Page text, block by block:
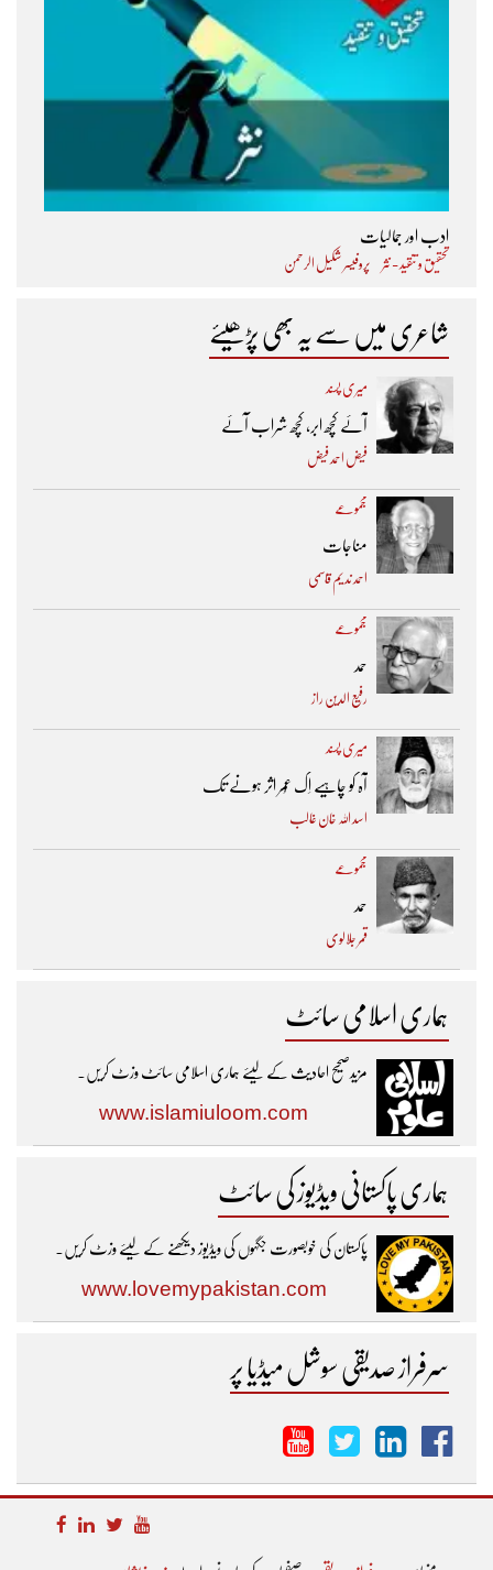
ادب اور جمالیات
تحقیق و تنقید - نثر پروفیسر شکیل الرحمن
شاعری میں سے یہ بھی پڑھیئے
میری پسند
آئے کچھ ابر، کچھ شراب آئے
فیض احمد فیض
مجموعے
مناجات
احمد ندیم قاسمی
مجموعے
حمد
رفیع الدین راز
میری پسند
آہ کو چاہیے اِک عُمر اثر ہونے تک ​
اسد اللہ خان غالب
مجموعے
حمد
قمر جلالوی
ہماری اسلامی سائٹ
مزیدصحیح احادیث کے لیئے ہماری اسلامی سائٹ وزٹ کریں۔
www.islamiuloom.com
ہماری پاکستانی ویڈیوز کی سائٹ
پاکستان کی خوبصورت جگہوں کی ویڈیوز دیکھنے کے لیئے وزٹ کریں۔
www.lovemypakistan.com
سرفراز صدیقی سوشل میڈیا پر